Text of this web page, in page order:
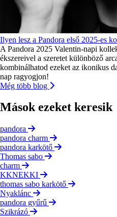
Ilyen lesz a Pandora első 2025-es
A Pandora 2025 Valentin-napi
ékszereivel a szeretet különböző
kombinálhatod ezeket az ikonikus
nap ragyogjon!
Még több blog
Mások ezeket keresik
pandora
pandora charm
pandora karkötő
Thomas sabo
charm
KKNEKKI
thomas sabo karkötő
Nyaklánc
pandora gyűrű
Szikrázó